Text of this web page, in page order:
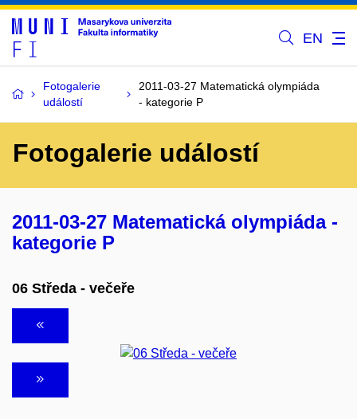
EN
Fotogalerie
událostí
2011-03-27 Matematická olympiáda
- kategorie P
Fotogalerie událostí
2011-03-27 Matematická olympiáda -
kategorie P
06 Středa - večeře